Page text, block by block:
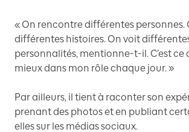
« On rencontre différentes personnes.
différentes histoires. On voit
personnalités, mentionne-t-il. C’est ce
mieux dans mon rôle chaque jour. »
Par ailleurs, il tient à raconter son
prenant des photos et en publiant
elles sur les médias sociaux.